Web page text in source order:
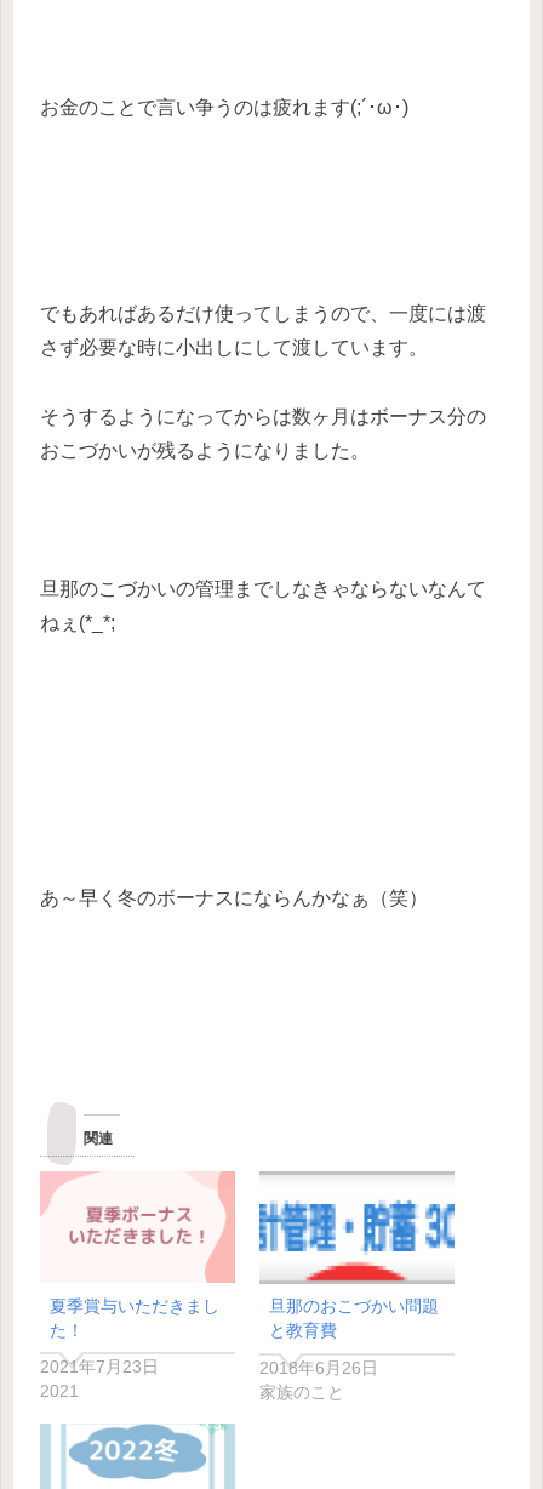
お金のことで言い争うのは疲れます(;´･ω･)
でもあればあるだけ使ってしまうので、一度には渡
さず必要な時に小出しにして渡しています。
そうするようになってからは数ヶ月はボーナス分の
おこづかいが残るようになりました。
旦那のこづかいの管理までしなきゃならないなんて
ねぇ(*_*;
あ～早く冬のボーナスにならんかなぁ（笑）
関連
夏季賞与いただきまし
た！
2021年7月23日
2021
旦那のおこづかい問題
と教育費
2018年6月26日
家族のこと